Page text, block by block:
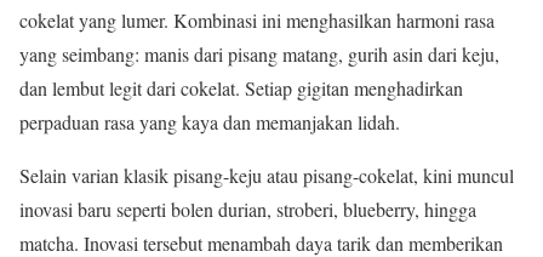
cokelat yang lumer. Kombinasi ini menghasilkan harmoni rasa
yang seimbang: manis dari pisang matang, gurih asin dari keju,
dan lembut legit dari cokelat. Setiap gigitan menghadirkan
perpaduan rasa yang kaya dan memanjakan lidah.
Selain varian klasik pisang-keju atau pisang-cokelat, kini muncul
inovasi baru seperti bolen durian, stroberi, blueberry, hingga
matcha. Inovasi tersebut menambah daya tarik dan memberikan